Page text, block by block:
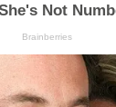
Not
Brainberries